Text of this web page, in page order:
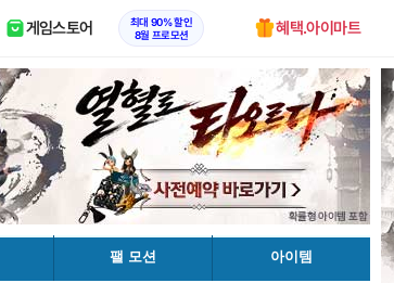
게임스토어
최대 90% 할인
8월 프로모션
혜택.아이마트
팰 모션 아이템